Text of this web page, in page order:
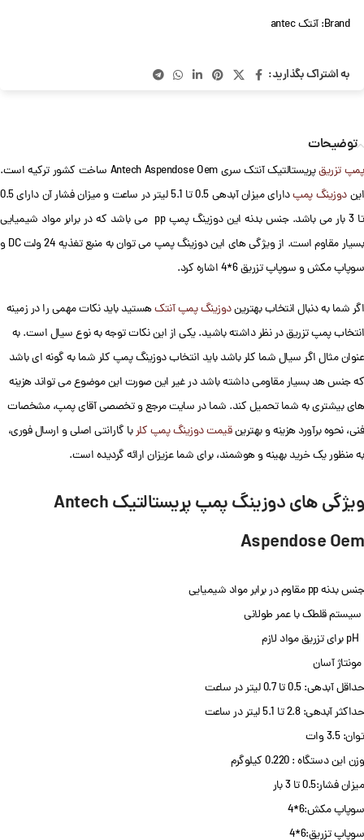
Brand: آنتک antec
به اشتراک بگذارید:
توضیحات
پمپ تزریق
پریستالتیک آنتک سری Antech Aspendose Oem ساخت کشور ترکیه است.
ایندوزینگ پمپ
دارای میزان آبدهی 0.5 تا 5.1 لیتر در ساعت و میزان فشار آن دارای 0.5
تا 3 بار می باشد. جنس بدنه این دوزینگ پمپ pp می باشد که در برابر مواد شیمیایی
بسیار مقاوم است. از ویژگی های این دوزینگ پمپ می توان به منبع تغذیه 24 ولت DC و
سوپاپ مکش و سوپاپ تزریق 6*4 اشاره کرد.
اگر شما به دنبال انتخاب بهتریندوزینگ پمپ آنتکهستید باید نکات مهمی را در زمینه
انتخاب پمپ تزریق در نظر داشته باشید. یکی از این نکات توجه به نوع سیال است. به
عنوان مثال اگر سیال شما کلر باشد باید انتخاب دوزینگ پمپ کلر شما به گونه ای باشد
که جنس هد بسیار مقاومی داشته باشد در غیر این صورت این موضوع می تواند هزینه
های بیشتری به شما تحمیل کند. شما در سایت مرجع و تخصصی آقای پمپ، مشخصات
فنی، نحوه برآورد هزینه و بهترینقیمت دوزینگ پمپ کلربا گارانتی اصلی و ارسال فوری،
به منظور یک خرید بهینه و هوشمند، برای شما عزیزان ارائه گردیده است.
ویژگی های دوزینگ پمپ پریستالتیک Antech
Aspendose Oem
جنس بدنه pp مقاوم در برابر مواد شیمیایی
سیستم قلطک با عمر طولانی
مونتاژ آسان
حداقل آبدهی: 0.5 تا 0.7 لیتر در ساعت
حداکثر آبدهی: 2.8 تا 5.1 لیتر در ساعت
توان: 3.5 وات
وزن این دستگاه : 0.220 کیلوگرم
میزان فشار:0.5 تا 3 بار
سوپاپ مکش:6*4
سوپاپ تزریق:6*4